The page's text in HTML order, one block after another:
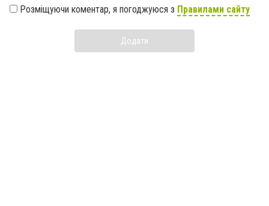
Розміщуючи коментар, я погоджуюся з Правилами сайту
Додати